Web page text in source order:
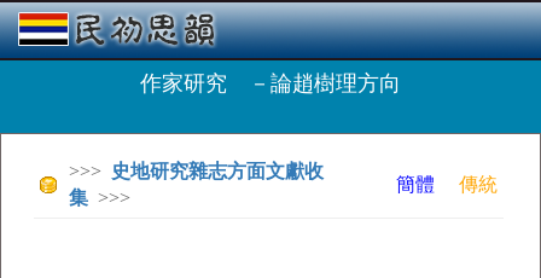
作家研究 －論趙樹理方向
>>>
史地研究雜志方面文獻收
集 >>>
簡體 傳統